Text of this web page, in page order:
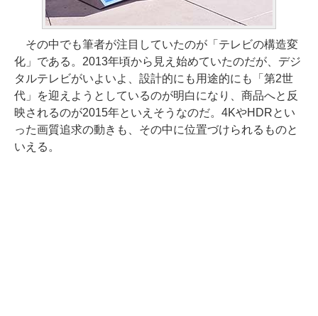
その中でも筆者が注目していたのが「テレビの構造変
化」である。2013年頃から見え始めていたのだが、デジ
タルテレビがいよいよ、設計的にも用途的にも「第2世
代」を迎えようとしているのが明白になり、商品へと反
映されるのが2015年といえそうなのだ。4KやHDRとい
った画質追求の動きも、その中に位置づけられるものと
いえる。